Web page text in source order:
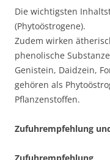
Die wichtigsten
(Phytoöstrogene).
Zudem wirken
phenolische
Genistein, Daidzein,
gehören als
Pflanzenstoffen.
Zufuhrempfehlung